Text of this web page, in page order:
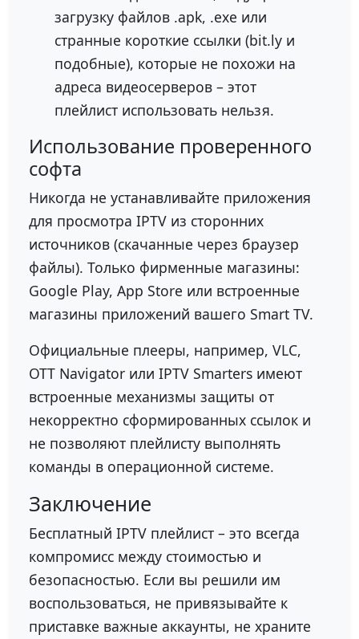
загрузку файлов .apk, .exe или
странные короткие ссылки (bit.ly и
подобные), которые не похожи на
адреса видеосерверов – этот
плейлист использовать нельзя.
Использование проверенного
софта
Никогда не устанавливайте приложения
для просмотра IPTV из сторонних
источников (скачанные через браузер
файлы). Только фирменные магазины:
Google Play, App Store или встроенные
магазины приложений вашего Smart TV.
Официальные плееры, например, VLC,
OTT Navigator или IPTV Smarters имеют
встроенные механизмы защиты от
некорректно сформированных ссылок и
не позволяют плейлисту выполнять
команды в операционной системе.
Заключение
Бесплатный IPTV плейлист – это всегда
компромисс между стоимостью и
безопасностью. Если вы решили им
воспользоваться, не привязывайте к
приставке важные аккаунты, не храните